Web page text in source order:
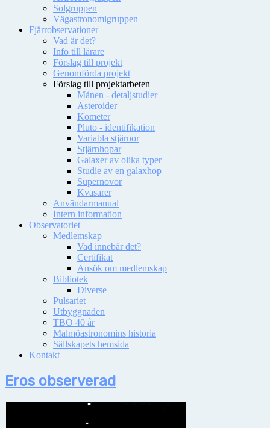
Solgruppen
Vägastronomigruppen
Fjärrobservationer
Vad är det?
Info till lärare
Förslag till projekt
Genomförda projekt
Förslag till projektarbeten
Månen - detaljstudier
Asteroider
Kometer
Pluto - identifikation
Variabla stjärnor
Stjärnhopar
Galaxer av olika typer
Studie av en galaxhop
Supernovor
Kvasarer
Användarmanual
Intern information
Observatoriet
Medlemskap
Vad innebär det?
Certifikat
Ansök om medlemskap
Bibliotek
Diverse
Pulsariet
Utbyggnaden
TBO 40 år
Malmöastronomins historia
Sällskapets hemsida
Kontakt
Eros observerad